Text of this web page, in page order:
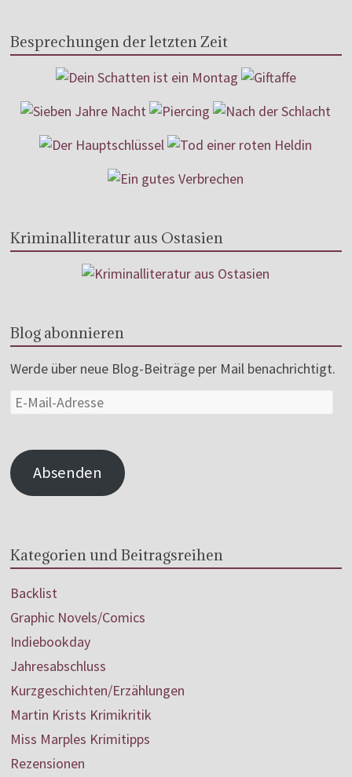
Besprechungen der letzten Zeit
Kriminalliteratur aus Ostasien
Blog abonnieren
Werde über neue Blog-Beiträge per Mail benachrichtigt.
Absenden
Kategorien und Beitragsreihen
Backlist
Graphic Novels/Comics
Indiebookday
Jahresabschluss
Kurzgeschichten/Erzählungen
Martin Krists Krimikritik
Miss Marples Krimitipps
Rezensionen